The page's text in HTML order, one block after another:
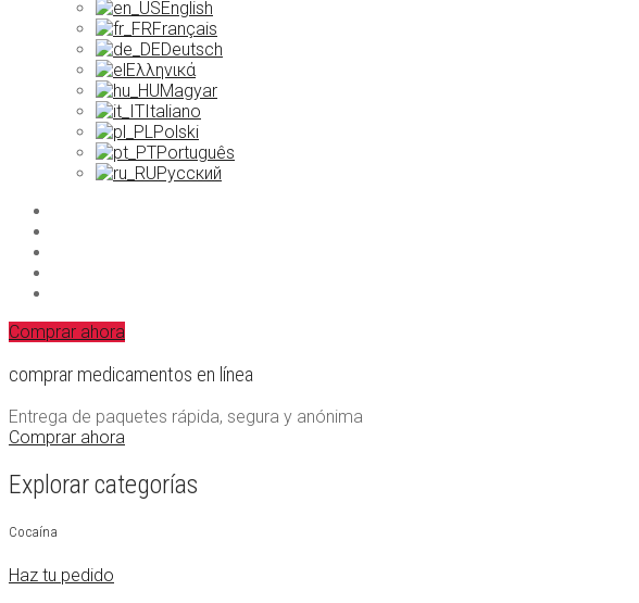
English
Français
Deutsch
Ελληνικά
Magyar
Italiano
Polski
Português
Русский
Comprar ahora
comprar medicamentos en línea
Entrega de paquetes rápida, segura y anónima
Comprar ahora
Explorar categorías
Cocaína
Haz tu pedido